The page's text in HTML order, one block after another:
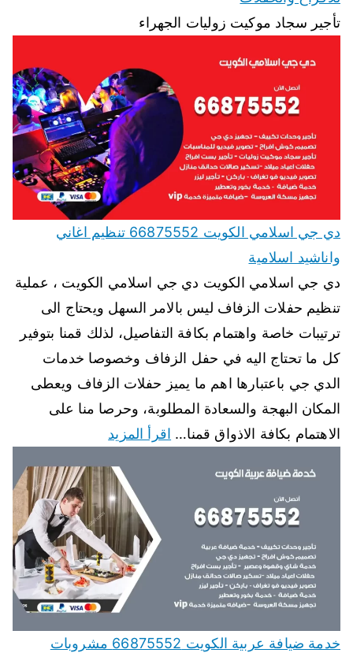
تأجير سجاد موكيت زوليات الجهراء
دي جي اسلامي الكويت 66875552 تنظيم اغاني
واناشيد اسلامية
دي جي اسلامي الكويت دي جي اسلامي الكويت ، عملية
تنظيم حفلات الزفاف ليس بالامر السهل ويحتاج الى
ترتيبات خاصة واهتمام بكافة التفاصيل، لذلك قمنا بتوفير
كل ما تحتاج اليه في حفل الزفاف وخصوصا خدمات
الدي جي باعتبارها اهم ما يميز حفلات الزفاف ويعطى
المكان البهجة والسعادة المطلوبة، وحرصا منا على
الاهتمام بكافة الاذواق قمنا… اقرأ المزيد
خدمة ضيافة عربية الكويت 66875552 مشروبات